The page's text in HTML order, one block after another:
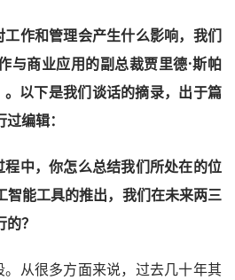
作和管理会产生什么影响，我们
与商业应用的副总裁贾里德·斯帕
以下是我们谈话的摘录，出于篇
编辑：
中，你怎么总结我们所处在的位
智能工具的推出，我们在未来两三
？
从很多方面来说，过去几十年其